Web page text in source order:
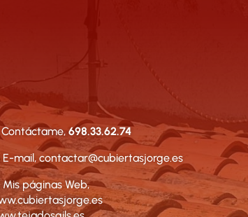
698.33.62.74
E-mail, contactar@cubiertasjorge.es
Mis páginas Web,